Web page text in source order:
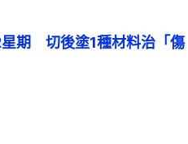
期　切後塗1種材料治「傷